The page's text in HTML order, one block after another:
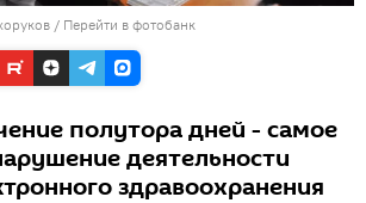
/ Перейти в фотобанк
полутора дней - самое
деятельности
здравоохранения